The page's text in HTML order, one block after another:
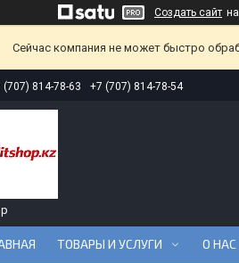
Создать сайт
Сейчас компания не может быстро
(707) 814-78-63 +7 (707) 814-78-54
ТОВАРЫ И УСЛУГИ О НАС